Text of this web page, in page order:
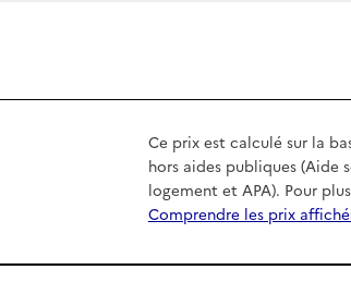
Ce prix est calculé sur la
hors aides publiques (Aide
logement et APA). Pour
Comprendre les prix